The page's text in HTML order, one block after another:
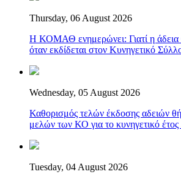
Thursday, 06 August 2026
Η ΚΟΜΑΘ ενημερώνει: Γιατί η άδεια
όταν εκδίδεται στον Κυνηγετικό
Wednesday, 05 August 2026
Καθορισμός τελών έκδοσης αδειών
μελών των ΚΟ για το κυνηγετικό
Tuesday, 04 August 2026